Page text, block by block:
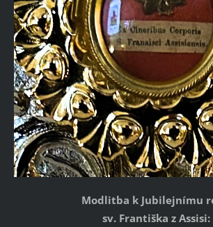
Modlitba k Jubilejnímu
sv. Františka z Assisi: